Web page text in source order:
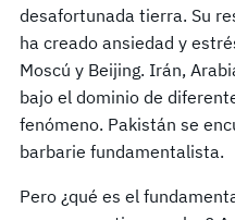
desafortunada tierra. Su
ha creado ansiedad y
Moscú y Beijing. Irán,
bajo el dominio de
fenómeno. Pakistán se
barbarie fundamentalista.
Pero ¿qué es el